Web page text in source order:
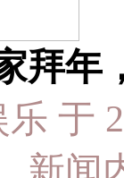
拜年
于